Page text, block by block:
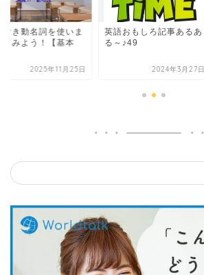
おもしろ記事あるあ
♪49
2024年3月27日
スコットランドの夏休み
2022年6月21日